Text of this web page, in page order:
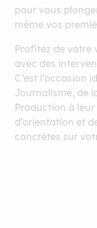
pour vous
même vos
Profitez de votre
avec des
C’est l’occasion
Journalisme, de
Production à
d’orientation et
concrètes sur